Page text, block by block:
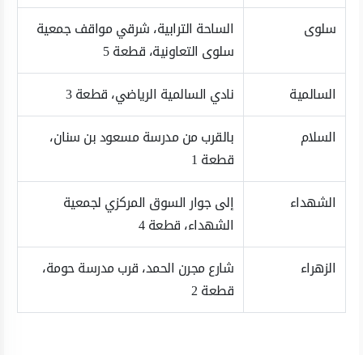
سلوى
الساحة الترابية، شرقي مواقف جمعية
سلوى التعاونية، قطعة 5
السالمية
نادي السالمية الرياضي، قطعة 3
السلام
بالقرب من مدرسة مسعود بن سنان،
قطعة 1
الشهداء
إلى جوار السوق المركزي لجمعية
الشهداء، قطعة 4
الزهراء
شارع مجرن الحمد، قرب مدرسة حومة،
قطعة 2